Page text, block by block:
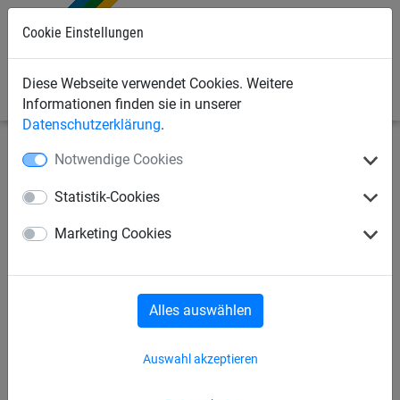
Cookie Einstellungen
Diese Webseite verwendet Cookies. Weitere
Informationen finden sie in unserer
Datenschutzerklärung.
Notwendige Cookies
Statistik-Cookies
Marketing Cookies
Auswahl akzeptieren
Alles auswählen
Seilspielgeräte Kletternetze
Herkulesseil